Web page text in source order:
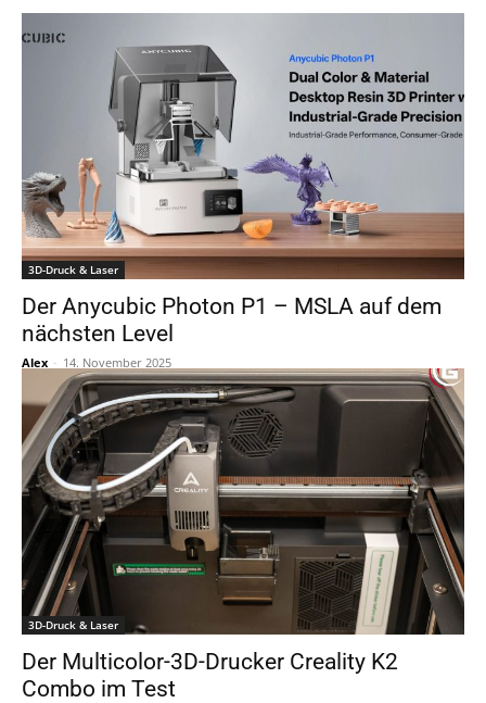
3D-Druck & Laser
Der Anycubic Photon P1 – MSLA auf dem
nächsten Level
Alex - 14. November 2025
3D-Druck & Laser
Der Multicolor-3D-Drucker Creality K2
Combo im Test